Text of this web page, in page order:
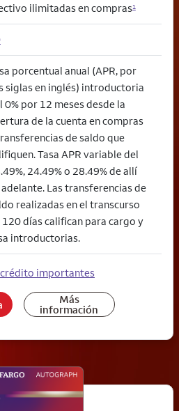
ilimitadas en compras1
porcentual anual (APR, por
siglas en inglés) introductoria
0% por 12 meses desde la
de la cuenta en compras
de saldo que
Tasa APR variable del
24.49% o 28.49% de allí
adelante. Las transferencias de
realizadas en el transcurso
120 días califican para cargo y
introductorias.
importantes
Más
información